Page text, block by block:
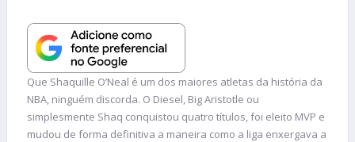
Que Shaquille O’Neal é um dos maiores atletas da história da
NBA, ninguém discorda. O Diesel, Big Aristotle ou
simplesmente Shaq conquistou quatro títulos, foi eleito MVP e
mudou de forma definitiva a maneira como a liga enxergava a